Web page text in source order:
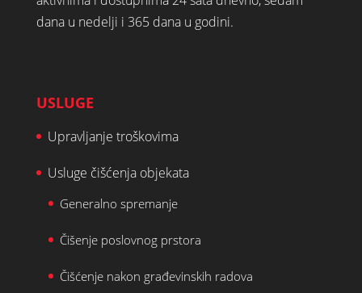
dana u nedelji i 365 dana u godini.
USLUGE
Upravljanje troškovima
Usluge čišćenja objekata
Generalno spremanje
Čišenje poslovnog prstora
Čišćenje nakon građevinskih radova